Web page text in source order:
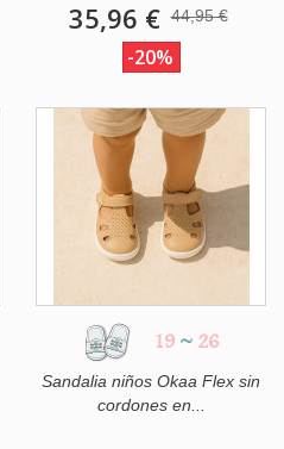
35,96 € 44,95 €
-20%
19 ~ 26
Sandalia niños Okaa Flex sin
cordones en...